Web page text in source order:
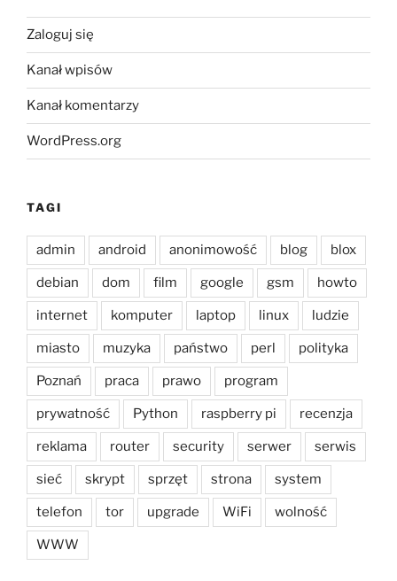
Zaloguj się
Kanał wpisów
Kanał komentarzy
WordPress.org
TAGI
admin android anonimowość blog blox
debian dom film google gsm howto
internet komputer laptop linux ludzie
miasto muzyka państwo perl polityka
Poznań praca prawo program
prywatność Python raspberry pi recenzja
reklama router security serwer serwis
sieć skrypt sprzęt strona system
telefon tor upgrade WiFi wolność
WWW